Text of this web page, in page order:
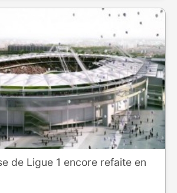
de Ligue 1 encore refaite en